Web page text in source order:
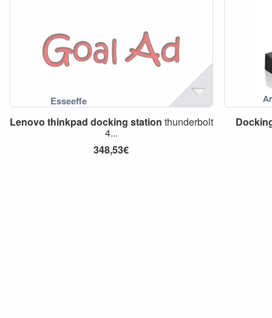
Lenovo thinkpad docking station thunderbolt
4...
348,53€